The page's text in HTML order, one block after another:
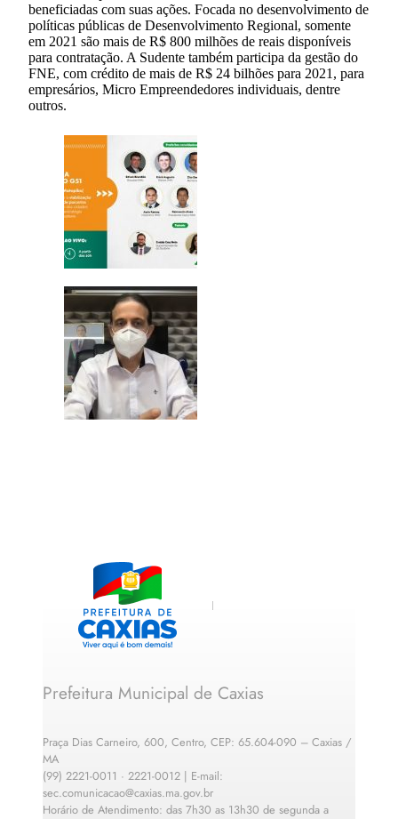
beneficiadas com suas ações. Focada no desenvolvimento de
políticas públicas de Desenvolvimento Regional, somente
em 2021 são mais de R$ 800 milhões de reais disponíveis
para contratação. A Sudente também participa da gestão do
FNE, com crédito de mais de R$ 24 bilhões para 2021, para
empresários, Micro Empreendedores individuais, dentre
outros.
Prefeitura Municipal de Caxias
Praça Dias Carneiro, 600, Centro, CEP: 65.604-090 – Caxias /
MA
(99) 2221-0011 · 2221-0012 | E-mail:
sec.comunicacao@caxias.ma.gov.br
Horário de Atendimento: das 7h30 as 13h30 de segunda a